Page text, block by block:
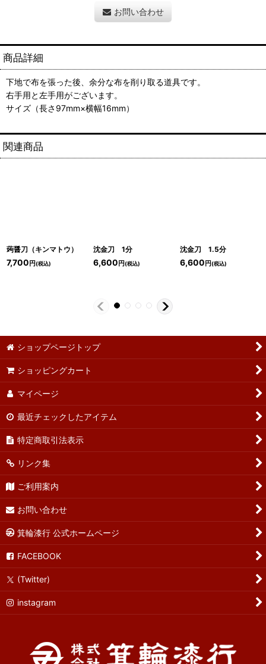
お問い合わせ
商品詳細
下地で布を張った後、余分な布を削り取る道具です。
右手用と左手用がございます。
サイズ（長さ97mm×横幅16mm）
関連商品
蒟醤刀（キンマトウ）
7,700 円(税込)
沈金刀 1分
6,600 円(税込)
沈金刀 1.5分
6,600 円(税込)
ショップページトップ
ショッピングカート
マイページ
最近チェックしたアイテム
特定商取引法表示
リンク集
ご利用案内
お問い合わせ
箕輪漆行 公式ホームページ
FACEBOOK
(Twitter)
instagram